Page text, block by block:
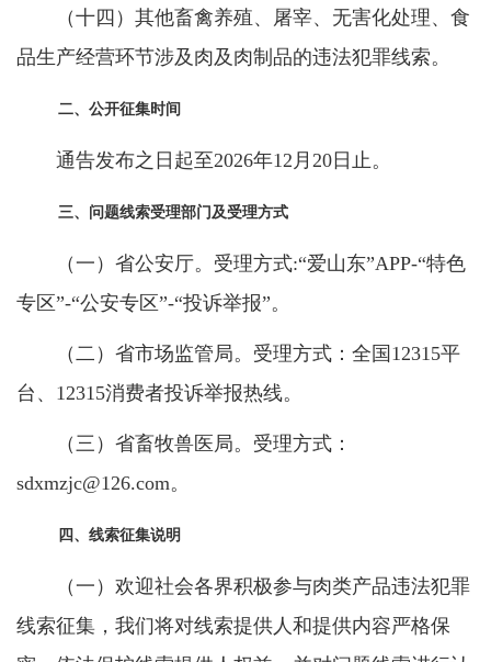
（十四）其他畜禽养殖、屠宰、无害化处理、食
品生产经营环节涉及肉及肉制品的违法犯罪线索。
二、公开征集时间
通告发布之日起至2026年12月20日止。
三、问题线索受理部门及受理方式
（一）省公安厅。受理方式:“爱山东”APP-“特色
专区”-“公安专区”-“投诉举报”。
（二）省市场监管局。受理方式：全国12315平
台、12315消费者投诉举报热线。
（三）省畜牧兽医局。受理方式：
sdxmzjc@126.com。
四、线索征集说明
（一）欢迎社会各界积极参与肉类产品违法犯罪
线索征集，我们将对线索提供人和提供内容严格保